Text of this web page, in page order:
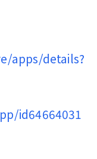
apps/details?
id64664031